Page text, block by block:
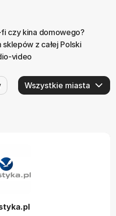
czy kina domowego?
z całej Polski
video